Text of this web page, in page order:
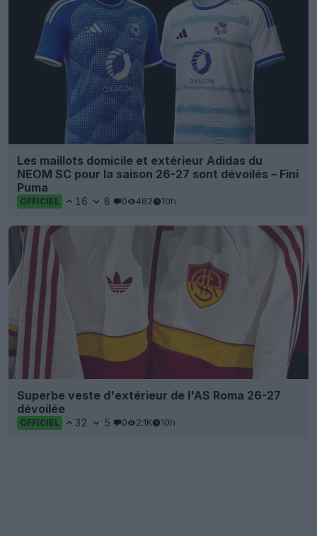
Les maillots domicile et extérieur Adidas du
NEOM SC pour la saison 26-27 sont dévoilés – Fini
Puma
OFFICIEL 16 8 0 482 10h
Superbe veste d'extérieur de l'AS Roma 26-27
dévoilée
OFFICIEL 32 5 0 2.1K 10h